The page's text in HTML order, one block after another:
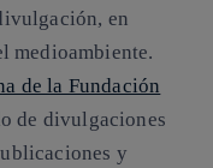
en
medioambiente.
de la Fundación
de divulgaciones
y